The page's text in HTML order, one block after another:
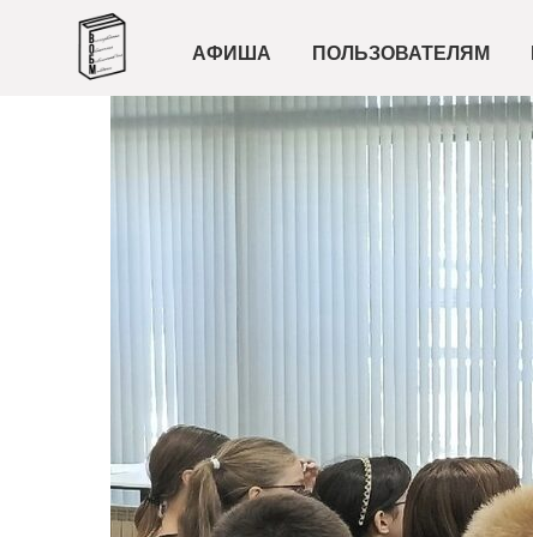
АФИША ПОЛЬЗОВАТЕЛЯМ